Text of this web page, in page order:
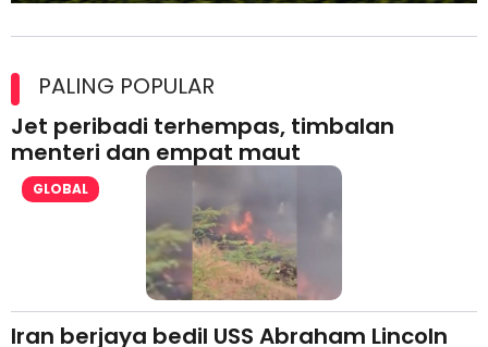
lesen separuh pertama 2026
PALING POPULAR
Jet peribadi terhempas, timbalan
menteri dan empat maut
GLOBAL
Iran berjaya bedil USS Abraham Lincoln